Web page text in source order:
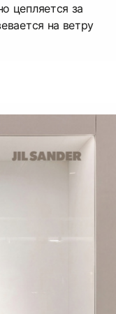
цепляется за
на ветру